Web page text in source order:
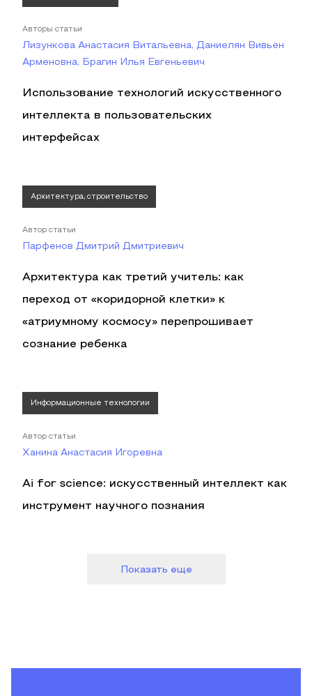
Авторы статьи
Лизункова Анастасия Витальевна, Даниелян Вивьен
Арменовна, Брагин Илья Евгеньевич
Использование технологий искусственного
интеллекта в пользовательских
интерфейсах
Архитектура, строительство
Автор статьи
Парфенов Дмитрий Дмитриевич
Архитектура как третий учитель: как
переход от «коридорной клетки» к
«атриумному космосу» перепрошивает
сознание ребенка
Информационные технологии
Автор статьи
Ханина Анастасия Игоревна
Ai for science: искусственный интеллект как
инструмент научного познания
Показать еще